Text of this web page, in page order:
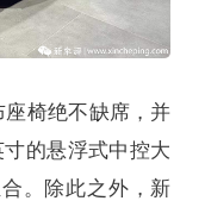
椅绝不缺席，并
的悬浮式中控大
。除此之外，新